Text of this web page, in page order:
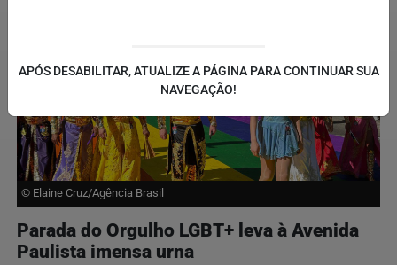
© Elaine Cruz/Agência Brasil
Parada do Orgulho LGBT+ leva à Avenida
Paulista imensa urna
APÓS DESABILITAR, ATUALIZE A PÁGINA PARA CONTINUAR SUA
NAVEGAÇÃO!